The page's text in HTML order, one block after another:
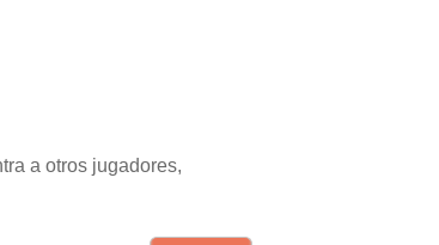
a otros jugadores,